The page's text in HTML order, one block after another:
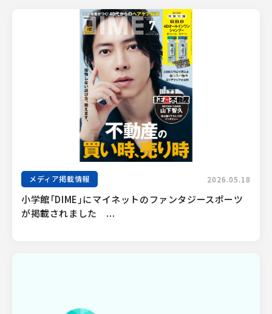
メディア掲載情報 2026.05.18
小学館「DIME」にマイネットのファンタジースポーツ
が掲載されました　...